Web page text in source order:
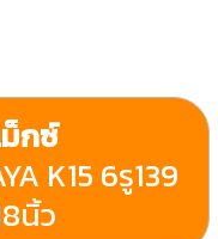
กซ์
K15 6รู139
นิ้ว